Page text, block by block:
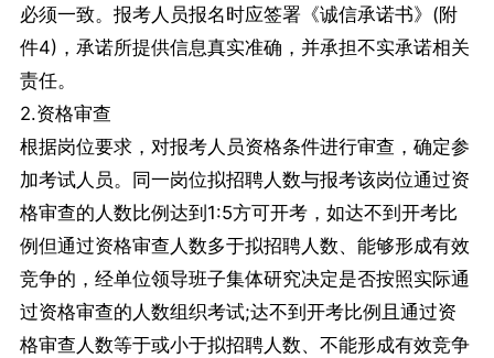
必须一致。报考人员报名时应签署《诚信承诺书》(附
件4)，承诺所提供信息真实准确，并承担不实承诺相关
责任。
2.资格审查
根据岗位要求，对报考人员资格条件进行审查，确定参
加考试人员。同一岗位拟招聘人数与报考该岗位通过资
格审查的人数比例达到1:5方可开考，如达不到开考比
例但通过资格审查人数多于拟招聘人数、能够形成有效
竞争的，经单位领导班子集体研究决定是否按照实际通
过资格审查的人数组织考试;达不到开考比例且通过资
格审查人数等于或小于拟招聘人数、不能形成有效竞争